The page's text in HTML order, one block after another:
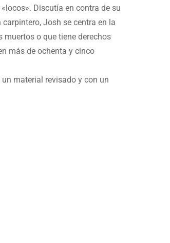
Discutía en contra de su
Josh se centra en la
muertos o que tiene derechos
más de ochenta y cinco
material revisado y con un